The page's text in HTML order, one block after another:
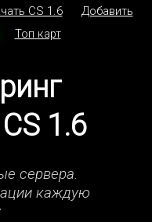
CS 1.6
Добавить
Топ карт
1.6
сервера.
каждую